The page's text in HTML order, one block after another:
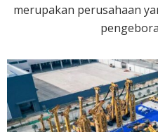
merupakan perusahaan